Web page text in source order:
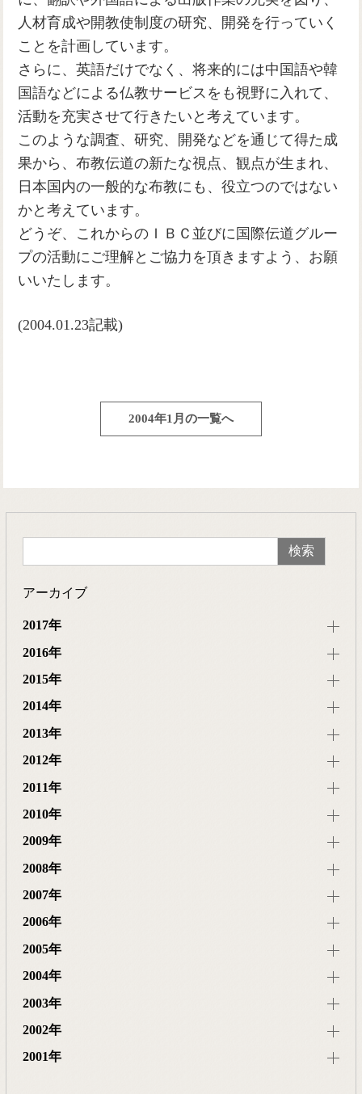
人材育成や開教使制度の研究、開発を行っていく
ことを計画しています。
さらに、英語だけでなく、将来的には中国語や韓
国語などによる仏教サービスをも視野に入れて、
活動を充実させて行きたいと考えています。
このような調査、研究、開発などを通じて得た成
果から、布教伝道の新たな視点、観点が生まれ、
日本国内の一般的な布教にも、役立つのではない
かと考えています。
どうぞ、これからのＩＢＣ並びに国際伝道グルー
プの活動にご理解とご協力を頂きますよう、お願
いいたします。
(2004.01.23記載)
2004年1月の一覧へ
アーカイブ
2017年
2016年
2015年
2014年
2013年
2012年
2011年
2010年
2009年
2008年
2007年
2006年
2005年
2004年
2003年
2002年
2001年